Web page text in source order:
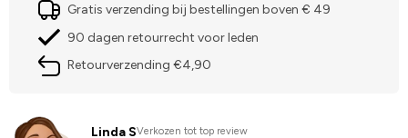
Gratis verzending bij bestellingen boven € 49
90 dagen retourrecht voor leden
Retourverzending €4,90
Linda SVerkozen tot top review